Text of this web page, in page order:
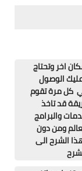
اخر وتحتاج
الوصول
كل مرة تقوم
قد تاخذ
والبرامج
ومن دون
الشرح الى